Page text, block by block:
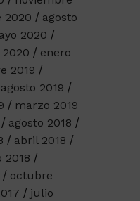
2020
agosto
2020
enero
2019
agosto 2019
marzo 2019
agosto 2018
abril 2018
2018
octubre
julio